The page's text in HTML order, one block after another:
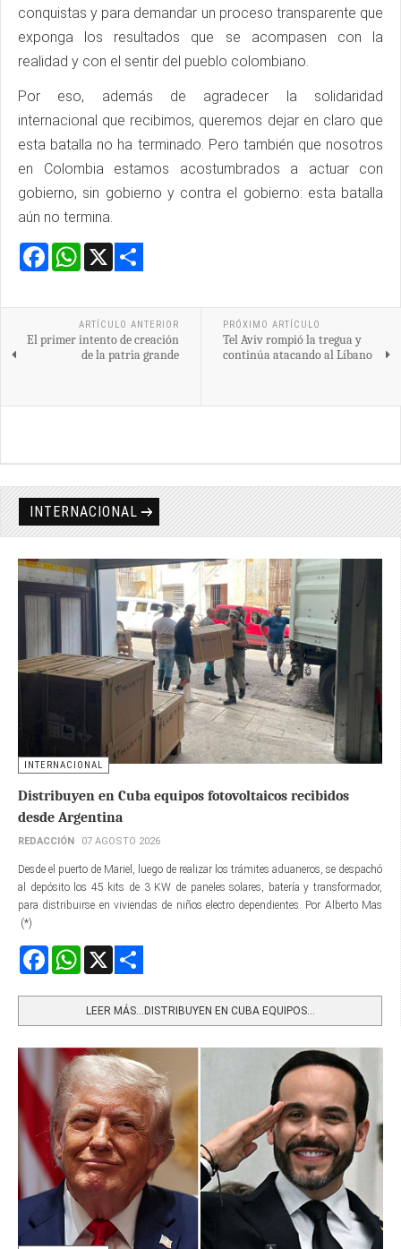
conquistas y para demandar un proceso transparente que
exponga los resultados que se acompasen con la
realidad y con el sentir del pueblo colombiano.
Por eso, además de agradecer la solidaridad
internacional que recibimos, queremos dejar en claro que
esta batalla no ha terminado. Pero también que nosotros
en Colombia estamos acostumbrados a actuar con
gobierno, sin gobierno y contra el gobierno: esta batalla
aún no termina.
Facebook
WhatsApp
ARTÍCULO ANTERIOR
El primer intento de creación
de la patria grande
PRÓXIMO ARTÍCULO
Tel Aviv rompió la tregua y
continúa atacando al Líbano
INTERNACIONAL
INTERNACIONAL
Distribuyen en Cuba equipos fotovoltaicos recibidos
desde Argentina
REDACCIÓN 07 AGOSTO 2026
Desde el puerto de Mariel, luego de realizar los trámites aduaneros, se despachó
al depósito los 45 kits de 3 KW de paneles solares, batería y transformador,
para distribuirse en viviendas de niños electro dependientes. Por Alberto Mas
(*)
FacebookWhatsApp
LEER MÁS…DISTRIBUYEN EN CUBA EQUIPOS...